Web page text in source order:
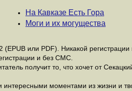
На Кавказе Есть Гора
Моги и их могущества
или PDF). Никакой регистрации
и без СМС.
получит то, что хочет от
моментами из жизни и